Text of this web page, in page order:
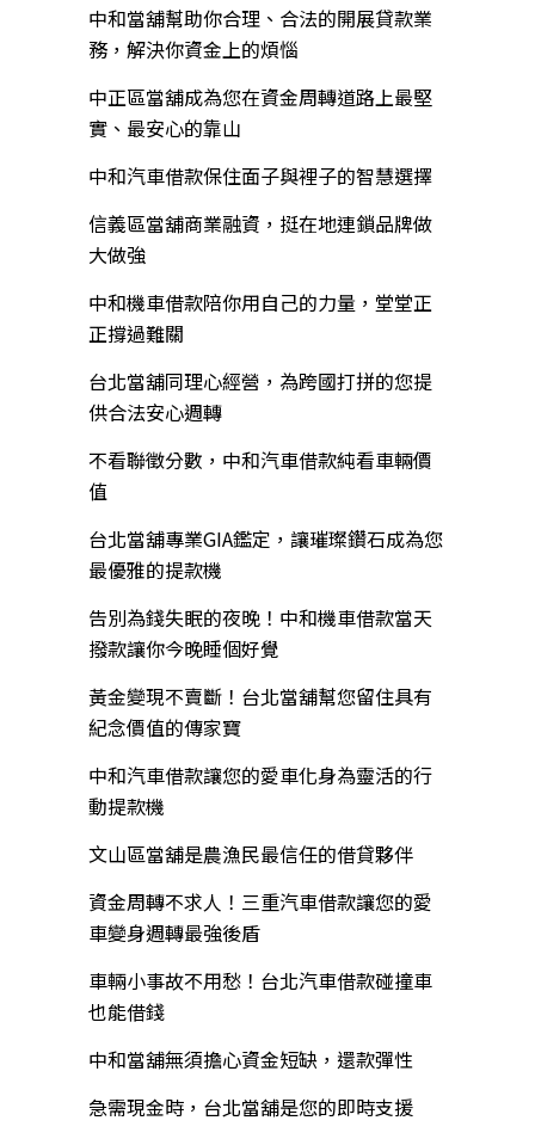
中和當舖幫助你合理、合法的開展貸款業
務，解決你資金上的煩惱
中正區當舖成為您在資金周轉道路上最堅
實、最安心的靠山
中和汽車借款保住面子與裡子的智慧選擇
信義區當舖商業融資，挺在地連鎖品牌做
大做強
中和機車借款陪你用自己的力量，堂堂正
正撐過難關
台北當舖同理心經營，為跨國打拼的您提
供合法安心週轉
不看聯徵分數，中和汽車借款純看車輛價
值
台北當舖專業GIA鑑定，讓璀璨鑽石成為您
最優雅的提款機
告別為錢失眠的夜晚！中和機車借款當天
撥款讓你今晚睡個好覺
黃金變現不賣斷！台北當舖幫您留住具有
紀念價值的傳家寶
中和汽車借款讓您的愛車化身為靈活的行
動提款機
文山區當舖是農漁民最信任的借貸夥伴
資金周轉不求人！三重汽車借款讓您的愛
車變身週轉最強後盾
車輛小事故不用愁！台北汽車借款碰撞車
也能借錢
中和當舖無須擔心資金短缺，還款彈性
急需現金時，台北當舖是您的即時支援